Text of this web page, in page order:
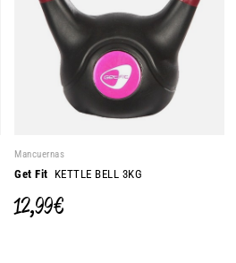
Mancuernas
Get Fit KETTLE BELL 3KG
12,99 €